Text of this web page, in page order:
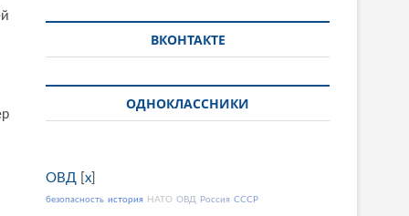
ВКОНТАКТЕ
ОДНОКЛАССНИКИ
ОВД x
безопасность история НАТО ОВД Россия СССР